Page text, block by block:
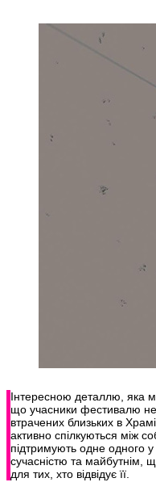
Інтересною деталлю, яка
що учасники фестивалю
втрачених близьких в
активно спілкуються між
підтримують одне одного
сучасністю та майбутнім,
для тих, хто відвідує її.